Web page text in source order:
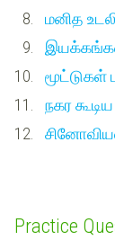
8.
மனித
9.
10.
11.
நகர
12.
Practice